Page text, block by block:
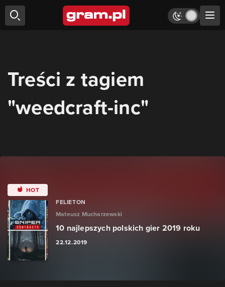
Treści z tagiem
"weedcraft-inc"
HOT
FELIETON
Mateusz Mucharzewski
10 najlepszych polskich gier 2019 roku
22.12.2019